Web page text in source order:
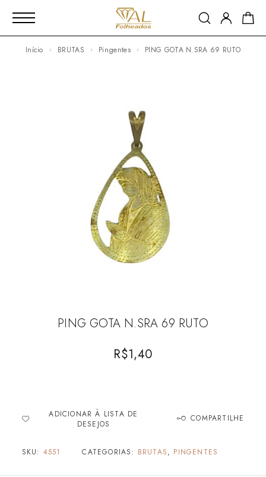
Início BRUTAS Pingentes PING GOTA N.SRA 69 RUTO
PING GOTA N.SRA 69 RUTO
R$1,40
ADICIONAR À LISTA DE
DESEJOS
COMPARTILHE
SKU: 4551 CATEGORIAS: BRUTAS, PINGENTES